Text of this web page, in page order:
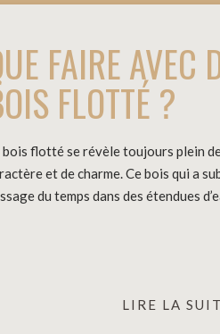
FAIRE AVEC
FLOTTÉ ?
bois flotté se révèle toujours plein
et de charme. Ce bois qui a
du temps dans des étendues
LIRE LA